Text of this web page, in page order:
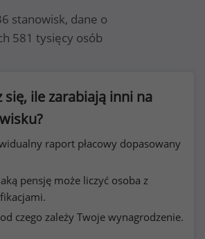
stanowisk, dane o
581 tysięcy osób
się, ile zarabiają inni na
raport płacowy dopasowany
pensję może liczyć osoba z
czego zależy Twoje wynagrodzenie.